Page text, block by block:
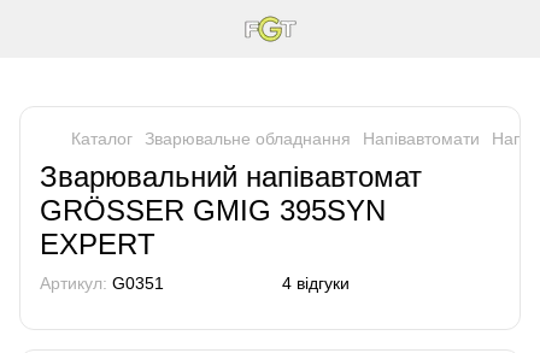
Каталог Зварювальне обладнання Напівавтомати
Зварювальний напівавтомат
GRÖSSER GMIG 395SYN
EXPERT
Артикул: G0351 4 відгуки